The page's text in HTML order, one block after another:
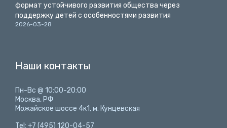
формат устойчивого развития общества через
поддержку детей с особенностями развития
2026-03-28
Наши контакты
Пн-Вс @ 10:00-20:00
Москва, РФ
Можайское шоссе 4к1, м. Кунцевская
Tel: +7 (495) 120-04-57